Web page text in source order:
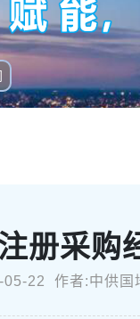
册采购
05-22 作者:中供